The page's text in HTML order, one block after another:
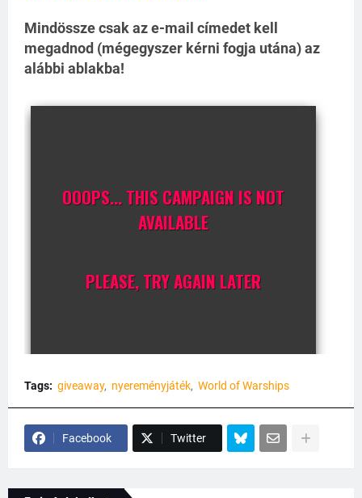
Mindössze csak az e-mail címedet kell
megadnod (mégegyszer kérni fogja utána) az
alábbi ablakba!
Tags: giveaway nyereményjáték World of Warships
Facebook Twitter